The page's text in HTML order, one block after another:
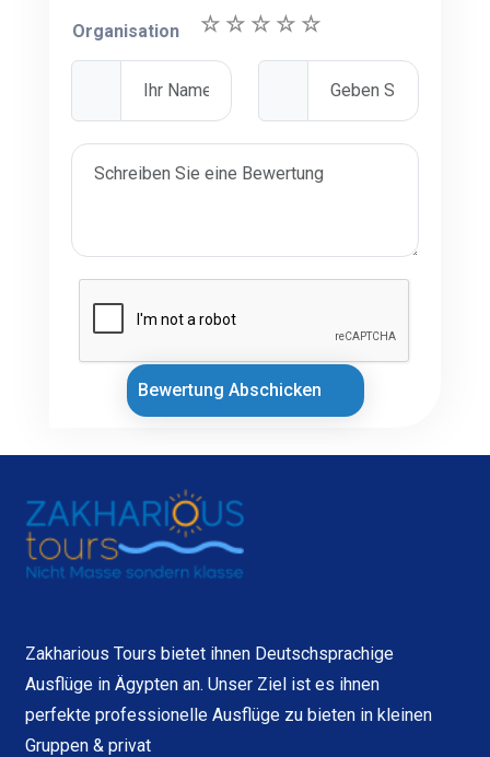
Organisation
Bewertung Abschicken
Zakharious Tours bietet ihnen Deutschsprachige
Ausflüge in Ägypten an. Unser Ziel ist es ihnen
perfekte professionelle Ausflüge zu bieten in kleinen
Gruppen & privat